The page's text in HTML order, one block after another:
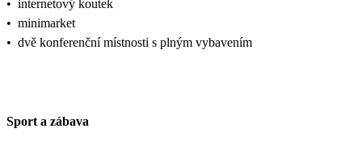
• internetový koutek
• minimarket
• dvě konferenční místnosti s plným vybavením
Sport a zábava